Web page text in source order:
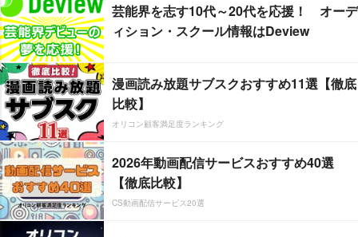
芸能界を志す10代～20代を応援！ オーデ
ィション・スクール情報はDeview
漫画読み放題サブスクおすすめ11選【徹底
比較】
オリコン顧客満足度ランキング
2026年動画配信サービスおすすめ40選
【徹底比較】
CS動画配信サービス20選